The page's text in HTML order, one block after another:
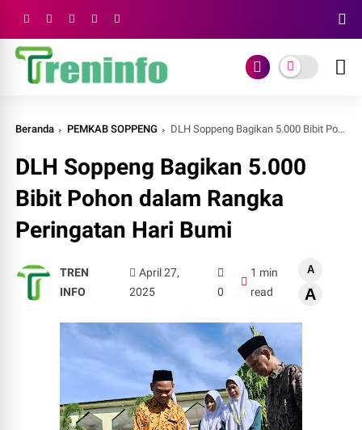
Beranda PEMKAB SOPPENG DLH Soppeng Bagikan 5.000 Bibit Pohon dalam Rangka Peringatan Hari Bumi
DLH Soppeng Bagikan 5.000
Bibit Pohon dalam Rangka
Peringatan Hari Bumi
TREN
INFO
April 27,
2025
0
1 min
read
A
A